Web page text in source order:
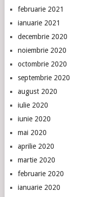
februarie 2021
ianuarie 2021
decembrie 2020
noiembrie 2020
octombrie 2020
septembrie 2020
august 2020
iulie 2020
iunie 2020
mai 2020
aprilie 2020
martie 2020
februarie 2020
ianuarie 2020